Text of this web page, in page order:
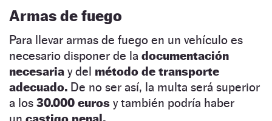
Armas de fuego
Para llevar armas de fuego en un vehículo es
necesario disponer de la documentación
necesaria y del método de transporte
adecuado. De no ser así, la multa será superior
a los 30.000 euros y también podría haber